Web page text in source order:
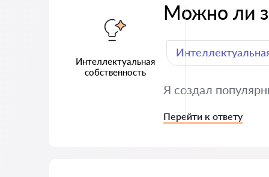
Интеллектуальная
собственность
Можно ли
Я создал
Перейти к ответу